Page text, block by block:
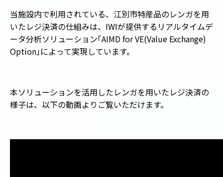
当施設内で利用されている、江別市特産品のレンガを用
いたレジ決済の仕組みは、 IWIが提供するリアルタイムデ
ータ分析ソリューション「AIMD for VE(Value Exchange)
Option」によって実現しています。
本ソリューションを活用したレンガを用いたレジ決済の
様子は、以下の動画よりご覧いただけます。